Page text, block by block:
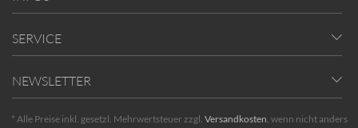
SERVICE
NEWSLETTER
* Alle Preise inkl. gesetzl. Mehrwertsteuer zzgl. Versandkosten, wenn nicht anders